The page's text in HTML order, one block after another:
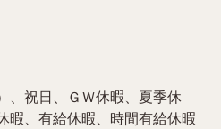
、祝日、ＧＷ休暇、夏季休
暇、有給休暇、時間有給休暇